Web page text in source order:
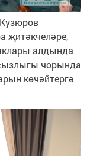
җитәкчеләре,
алдында
чорында
көчәйтергә